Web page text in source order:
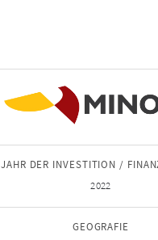
JAHR DER INVESTITION /
2022
GEOGRAFIE